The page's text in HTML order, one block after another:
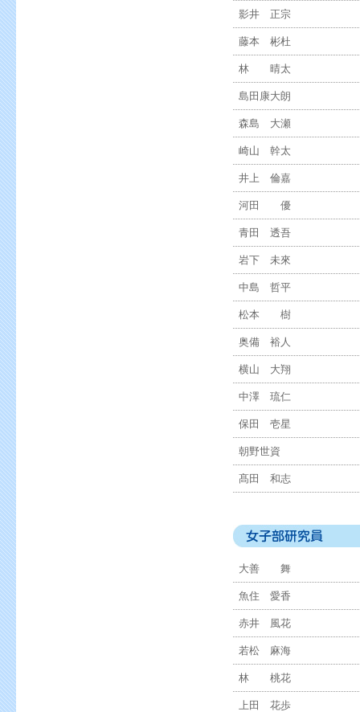
影井 正宗
藤本 彬杜
林 晴太
島田康大朗
森島 大瀬
崎山 幹太
井上 倫嘉
河田 優
青田 透吾
岩下 未來
中島 哲平
松本 樹
奥備 裕人
横山 大翔
中澤 琉仁
保田 壱星
朝野世資
髙田 和志
大善 舞
魚住 愛香
赤井 風花
若松 麻海
林 桃花
上田 花歩